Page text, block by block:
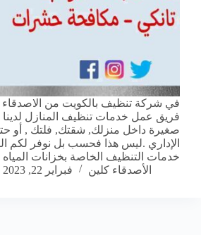
في شركة تنظيف بالكويت من الاصدقاء
فريق عمل خدمات تنظيف المنازل لدينا
صغيرة داخل منزلك, شقتك, فلتك , أو
الإداري .ليس هذا فحسب بل نوفر لكم
خدمات التنظيف الخاصة بخزانات
الأصدقاء كلين
فبراير 22, 2023